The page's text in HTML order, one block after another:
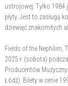
ustrojowej. Tylko 1984
płyty. Jest to zasługą
dziewięć znakomitych
Fields of the Nephilim,
2025 r. (sobota)
Producentów
Łódź). Bilety w cenie